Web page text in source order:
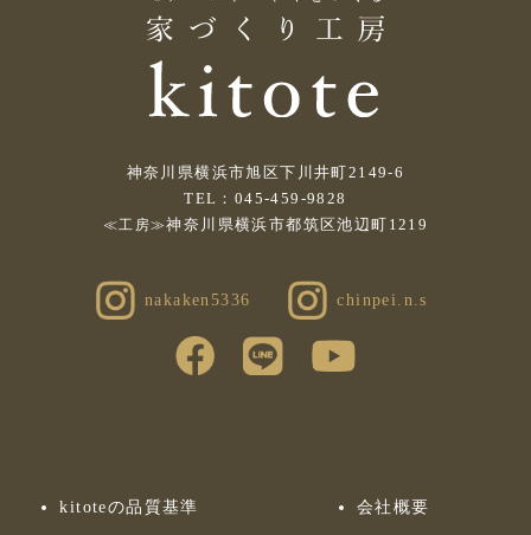
神奈川県横浜市旭区下川井町2149-6
TEL：045-459-9828
≪工房≫神奈川県横浜市都筑区池辺町1219
nakaken5336 chinpei.n.s
kitoteの品質基準 会社概要